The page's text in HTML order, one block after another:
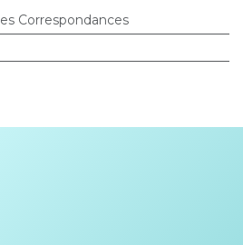
Correspondances